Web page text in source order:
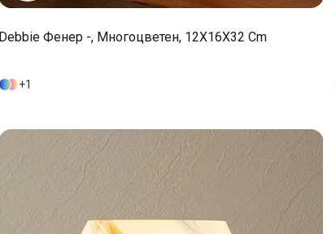
Debbie Фенер -, Многоцветен, 12X16X32 Cm
1